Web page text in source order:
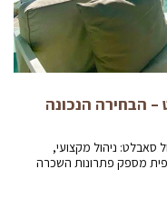
הבחירה הנכונה
ניהול מקצועי,
מספק פתרונות השכרה